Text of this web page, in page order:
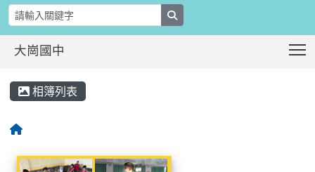
大崗國中
相簿列表
相簿列表 學生活動